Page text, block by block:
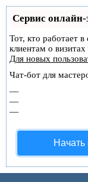
Сервис онлайн-
Тот, кто работает
клиентам о
Для новых
Чат-бот для
—
—
—
Начать